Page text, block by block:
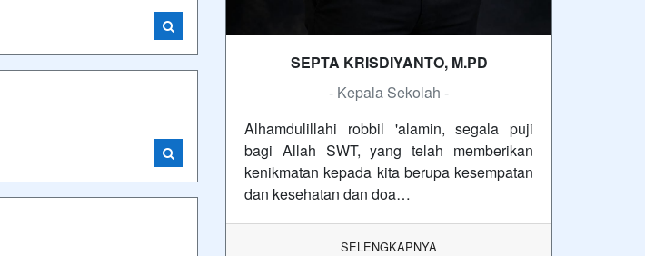
SEPTA KRISDIYANTO, M.PD
- Kepala Sekolah -
Alhamdulillahi robbil 'alamin, segala puji
bagi Allah SWT, yang telah memberikan
kenikmatan kepada kita berupa kesempatan
dan kesehatan dan doa…
SELENGKAPNYA